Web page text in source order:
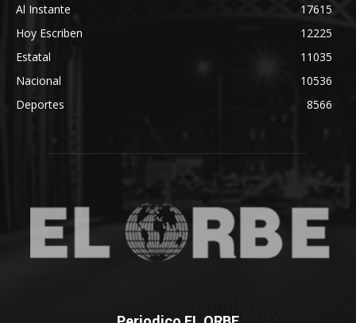
Al Instante
17615
Hoy Escriben
12225
Estatal
11035
Nacional
10536
Deportes
8566